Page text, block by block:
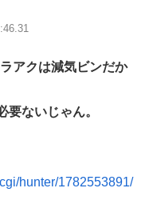
アクは減気ビンだか
ないじゃん。
hunter/1782553891/